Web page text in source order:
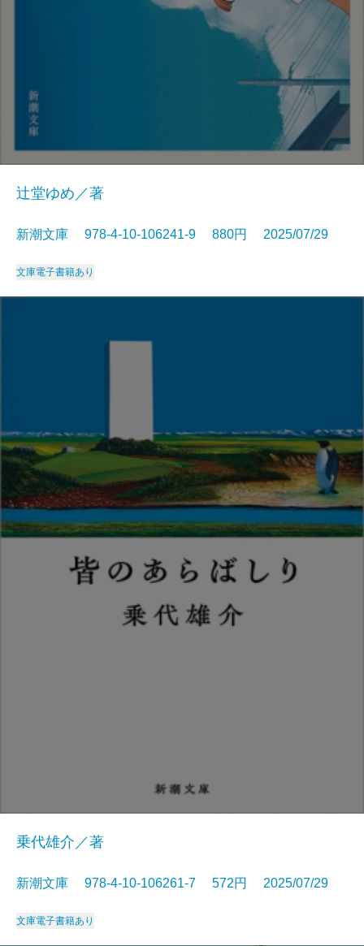
辻堂ゆめ／著
新潮文庫 978-4-10-106241-9 880円 2025/07/29
文庫電子書籍あり
乗代雄介／著
新潮文庫 978-4-10-106261-7 572円 2025/07/29
文庫電子書籍あり